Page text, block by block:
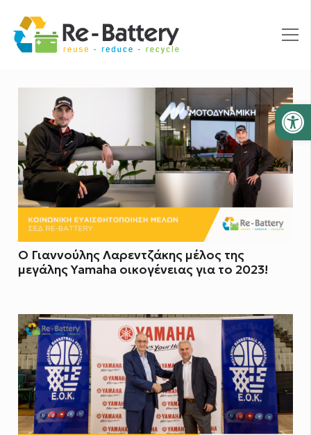
Ο Γιαννούλης Λαρεντζάκης μέλος της
μεγάλης Yamaha οικογένειας για το 2023!